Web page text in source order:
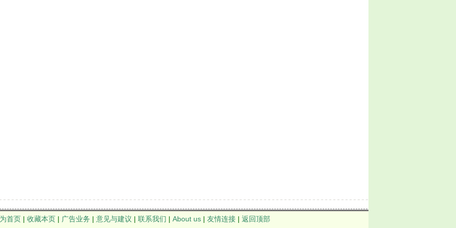
首页 | 收藏本页 | 广告业务 | 意见与建议 | 联系我们 | About us | 友情连接 | 返回顶部